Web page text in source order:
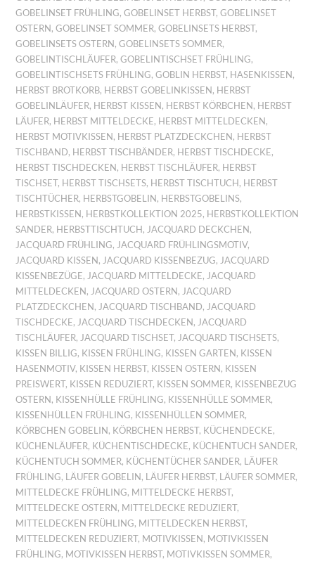
GOBELINSET FRÜHLING,GOBELINSET HERBST,GOBELINSET
OSTERN ,GOBELINSET SOMMER,GOBELINSETS HERBST,
GOBELINSETS OSTERN ,GOBELINSETS SOMMER,
GOBELINTISCHLÄUFER,GOBELINTISCHSET FRÜHLING,
GOBELINTISCHSETS FRÜHLING,GOBLIN HERBST, HASENKISSEN ,
HERBST BROTKORB, HERBST GOBELINKISSEN , HERBST
GOBELINLÄUFER, HERBST KISSEN , HERBST KÖRBCHEN , HERBST
LÄUFER, HERBST MITTELDECKE, HERBST MITTELDECKEN ,
HERBST MOTIVKISSEN , HERBST PLATZDECKCHEN , HERBST
TISCHBAND, HERBST TISCHBÄNDER, HERBST TISCHDECKE,
HERBST TISCHDECKEN , HERBST TISCHLÄUFER, HERBST
TISCHSET, HERBST TISCHSETS, HERBST TISCHTUCH , HERBST
TISCHTÜCHER, HERBSTGOBELIN , HERBSTGOBELINS,
HERBSTKISSEN , HERBSTKOLLEKTION 2025, HERBSTKOLLEKTION
SANDER, HERBSTTISCHTUCH ,JACQUARD DECKCHEN ,
JACQUARD FRÜHLING,JACQUARD FRÜHLINGSMOTIV,
JACQUARD KISSEN ,JACQUARD KISSENBEZUG,JACQUARD
KISSENBEZÜGE,JACQUARD MITTELDECKE,JACQUARD
MITTELDECKEN ,JACQUARD OSTERN ,JACQUARD
PLATZDECKCHEN ,JACQUARD TISCHBAND,JACQUARD
TISCHDECKE,JACQUARD TISCHDECKEN ,JACQUARD
TISCHLÄUFER,JACQUARD TISCHSET,JACQUARD TISCHSETS,
KISSEN BILLIG, KISSEN FRÜHLING, KISSEN GARTEN , KISSEN
HASENMOTIV, KISSEN HERBST, KISSEN OSTERN , KISSEN
PREISWERT, KISSEN REDUZIERT, KISSEN SOMMER, KISSENBEZUG
OSTERN , KISSENHÜLLE FRÜHLING, KISSENHÜLLE SOMMER,
KISSENHÜLLEN FRÜHLING, KISSENHÜLLEN SOMMER,
KÖRBCHEN GOBELIN , KÖRBCHEN HERBST, KÜCHENDECKE,
KÜCHENLÄUFER, KÜCHENTISCHDECKE, KÜCHENTUCH SANDER,
KÜCHENTUCH SOMMER, KÜCHENTÜCHER SANDER, LÄUFER
FRÜHLING, LÄUFER GOBELIN , LÄUFER HERBST, LÄUFER SOMMER,
MITTELDECKE FRÜHLING, MITTELDECKE HERBST,
MITTELDECKE OSTERN , MITTELDECKE REDUZIERT,
MITTELDECKEN FRÜHLING, MITTELDECKEN HERBST,
MITTELDECKEN REDUZIERT, MOTIVKISSEN , MOTIVKISSEN
FRÜHLING, MOTIVKISSEN HERBST, MOTIVKISSEN SOMMER,